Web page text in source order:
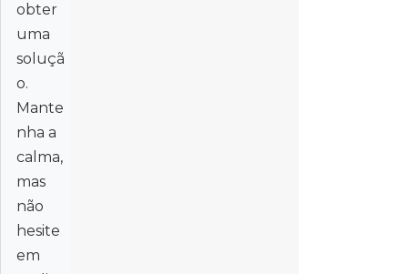
obter
uma
soluçã
o.
Mante
nha a
calma,
mas
não
hesite
em